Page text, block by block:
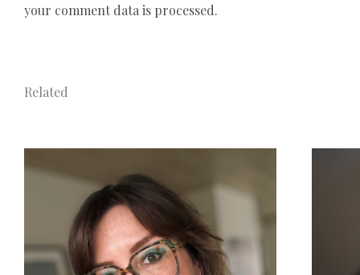
your comment data is processed.
Related